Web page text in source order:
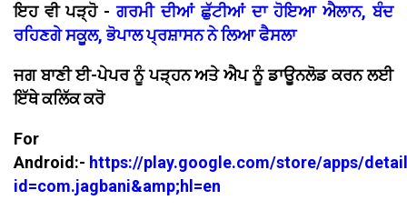
ਇਹ ਵੀ ਪੜ੍ਹੋ -ਗਰਮੀ ਦੀਆਂ ਛੁੱਟੀਆਂ ਦਾ ਹੋਇਆ ਐਲਾਨ, ਬੰਦ
ਰਹਿਣਗੇ ਸਕੂਲ, ਭੋਪਾਲ ਪ੍ਰਸ਼ਾਸਨ ਨੇ ਲਿਆ ਫੈਸਲਾ
ਜਗ ਬਾਣੀ ਈ-ਪੇਪਰ ਨੂੰ ਪੜ੍ਹਨ ਅਤੇ ਐਪ ਨੂੰ ਡਾਊਨਲੋਡ ਕਰਨ ਲਈ
ਇੱਥੇ ਕਲਿੱਕ ਕਰੋ
For
Android:- https://play.google.com/store/apps/
id=com.jagbani&amp;hl=en